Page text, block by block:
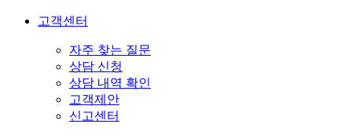
고객센터
자주 찾는 질문
상담 신청
상담 내역 확인
고객제안
신고센터